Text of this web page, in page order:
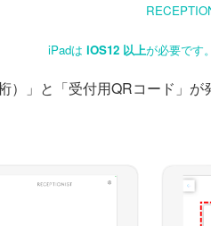
iPadは iOS12 以上が必要です
」と「受付用QRコード」